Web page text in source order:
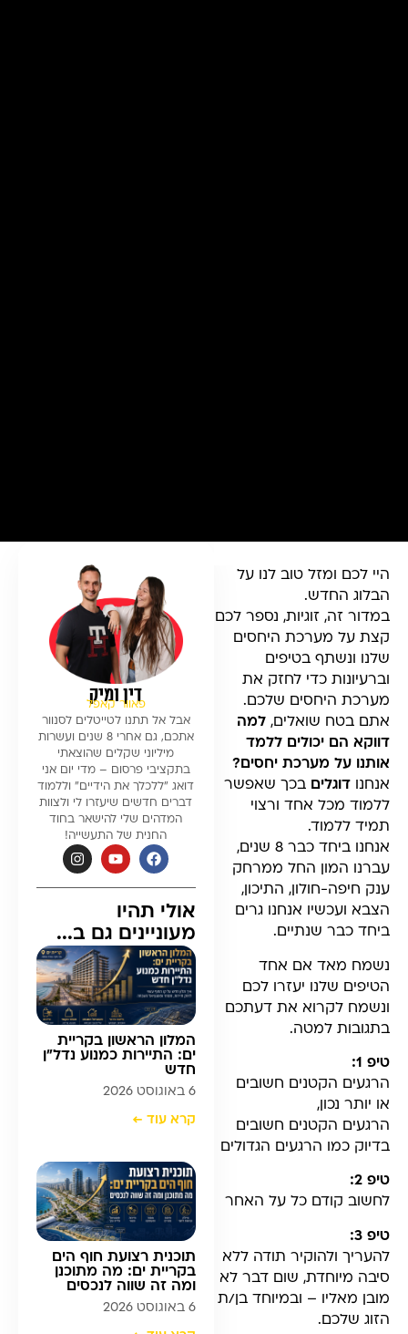
דין ומיק
פאוור קאפל
אבל אל תתנו לטייטלים לסנוור
אתכם, גם אחרי 8 שנים ועשרות
מיליוני שקלים שהוצאתי
בתקציבי פרסום – מדי יום אני
דואג ״ללכלך את הידיים״ וללמוד
דברים חדשים שיעזרו לי ולצוות
המדהים שלי להישאר בחוד
החנית של התעשייה!
אולי תהיו
מעוניינים גם ב...
המלון הראשון בקריית
ים: התיירות כמנוע נדל”ן
חדש
6 באוגוסט 2026
קרא עוד ←
תוכנית רצועת חוף הים
בקריית ים: מה מתוכנן
ומה זה שווה לנכסים
6 באוגוסט 2026
היי לכם ומזל טוב לנו על
הבלוג החדש.
במדור זה, זוגיות, נספר לכם
קצת על מערכת היחסים
שלנו ונשתף בטיפים
וברעיונות כדי לחזק את
מערכת היחסים שלכם.
אתם בטח שואלים, למה
דווקא הם יכולים ללמד
אותנו על מערכת יחסים?
אנחנו דוגלים בכך שאפשר
ללמוד מכל אחד ורצוי
תמיד ללמוד.
אנחנו ביחד כבר 8 שנים,
עברנו המון החל ממרחק
ענק חיפה-חולון, התיכון,
הצבא ועכשיו אנחנו גרים
ביחד כבר שנתיים.
נשמח מאד אם אחד
הטיפים שלנו יעזרו לכם
ונשמח לקרוא את דעתכם
בתגובות למטה.
טיפ 1:
הרגעים הקטנים חשובים
או יותר נכון,
הרגעים הקטנים חשובים
בדיוק כמו הרגעים הגדולים
טיפ 2:
לחשוב קודם כל על האחר
טיפ 3:
להעריך ולהוקיר תודה ללא
סיבה מיוחדת, שום דבר לא
מובן מאליו – ובמיוחד בן/ת
הזוג שלכם.